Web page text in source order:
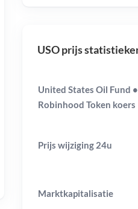
USO prijs
United States Oil Fund •
Robinhood Token koers
Prijs wijziging 24u
Marktkapitalisatie